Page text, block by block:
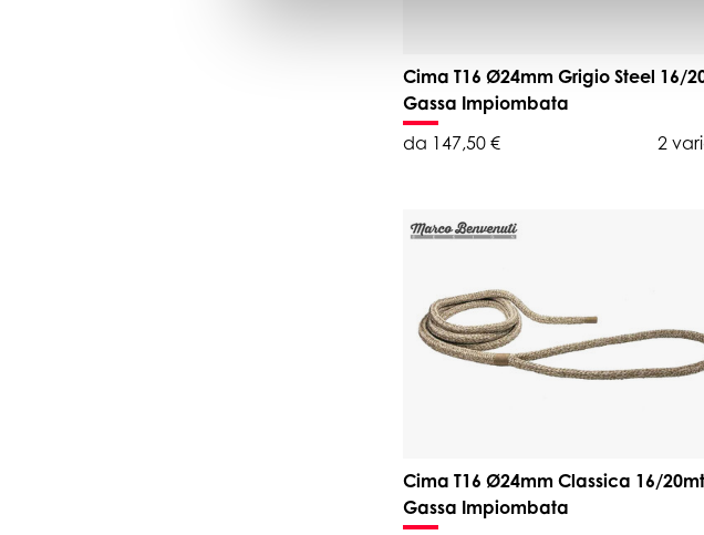
Cima T16 Ø24mm Grigio Steel 16/
Gassa Impiombata
da 147,50 €
2
Cima T16 Ø24mm Classica 16/20mt
Gassa Impiombata